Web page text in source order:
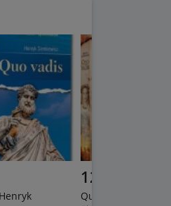
12
Quo vadis Henryk